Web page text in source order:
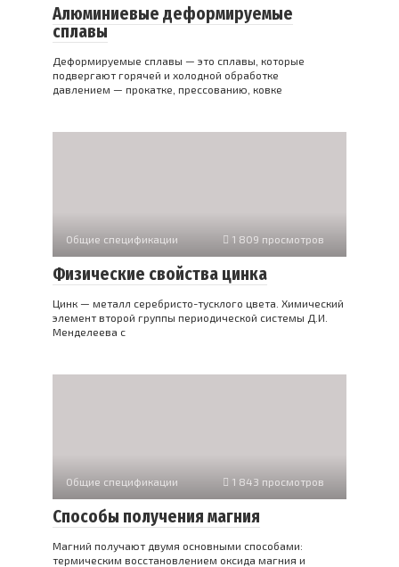
Алюминиевые деформируемые
сплавы
Деформируемые сплавы — это сплавы, которые
подвергают горячей и холодной обработке
давлением — прокатке, прессованию, ковке
Общие спецификации 1 809 просмотров
Физические свойства цинка
Цинк — металл серебристо-тусклого цвета. Химический
элемент второй группы периодической системы Д.И.
Менделеева с
Общие спецификации 1 843 просмотров
Способы получения магния
Магний получают двумя основными способами:
термическим восстановлением оксида магния и